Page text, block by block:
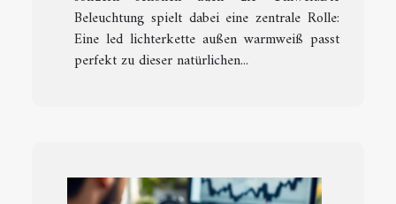
Beleuchtung spielt dabei eine zentrale Rolle:
Eine led lichterkette außen warmweiß passt
perfekt zu dieser natürlichen...